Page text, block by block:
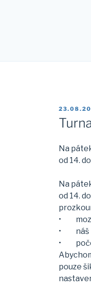
POSTED
ON
Na
od 14.
Na
od 14.
•
• náš
• počet
pouze